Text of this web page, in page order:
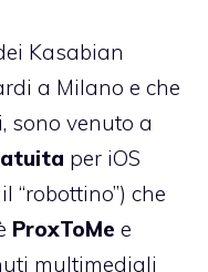
Kasabian
a Milano e che
sono venuto a
per iOS
“robottino”) che
ProxToMe e
multimediali